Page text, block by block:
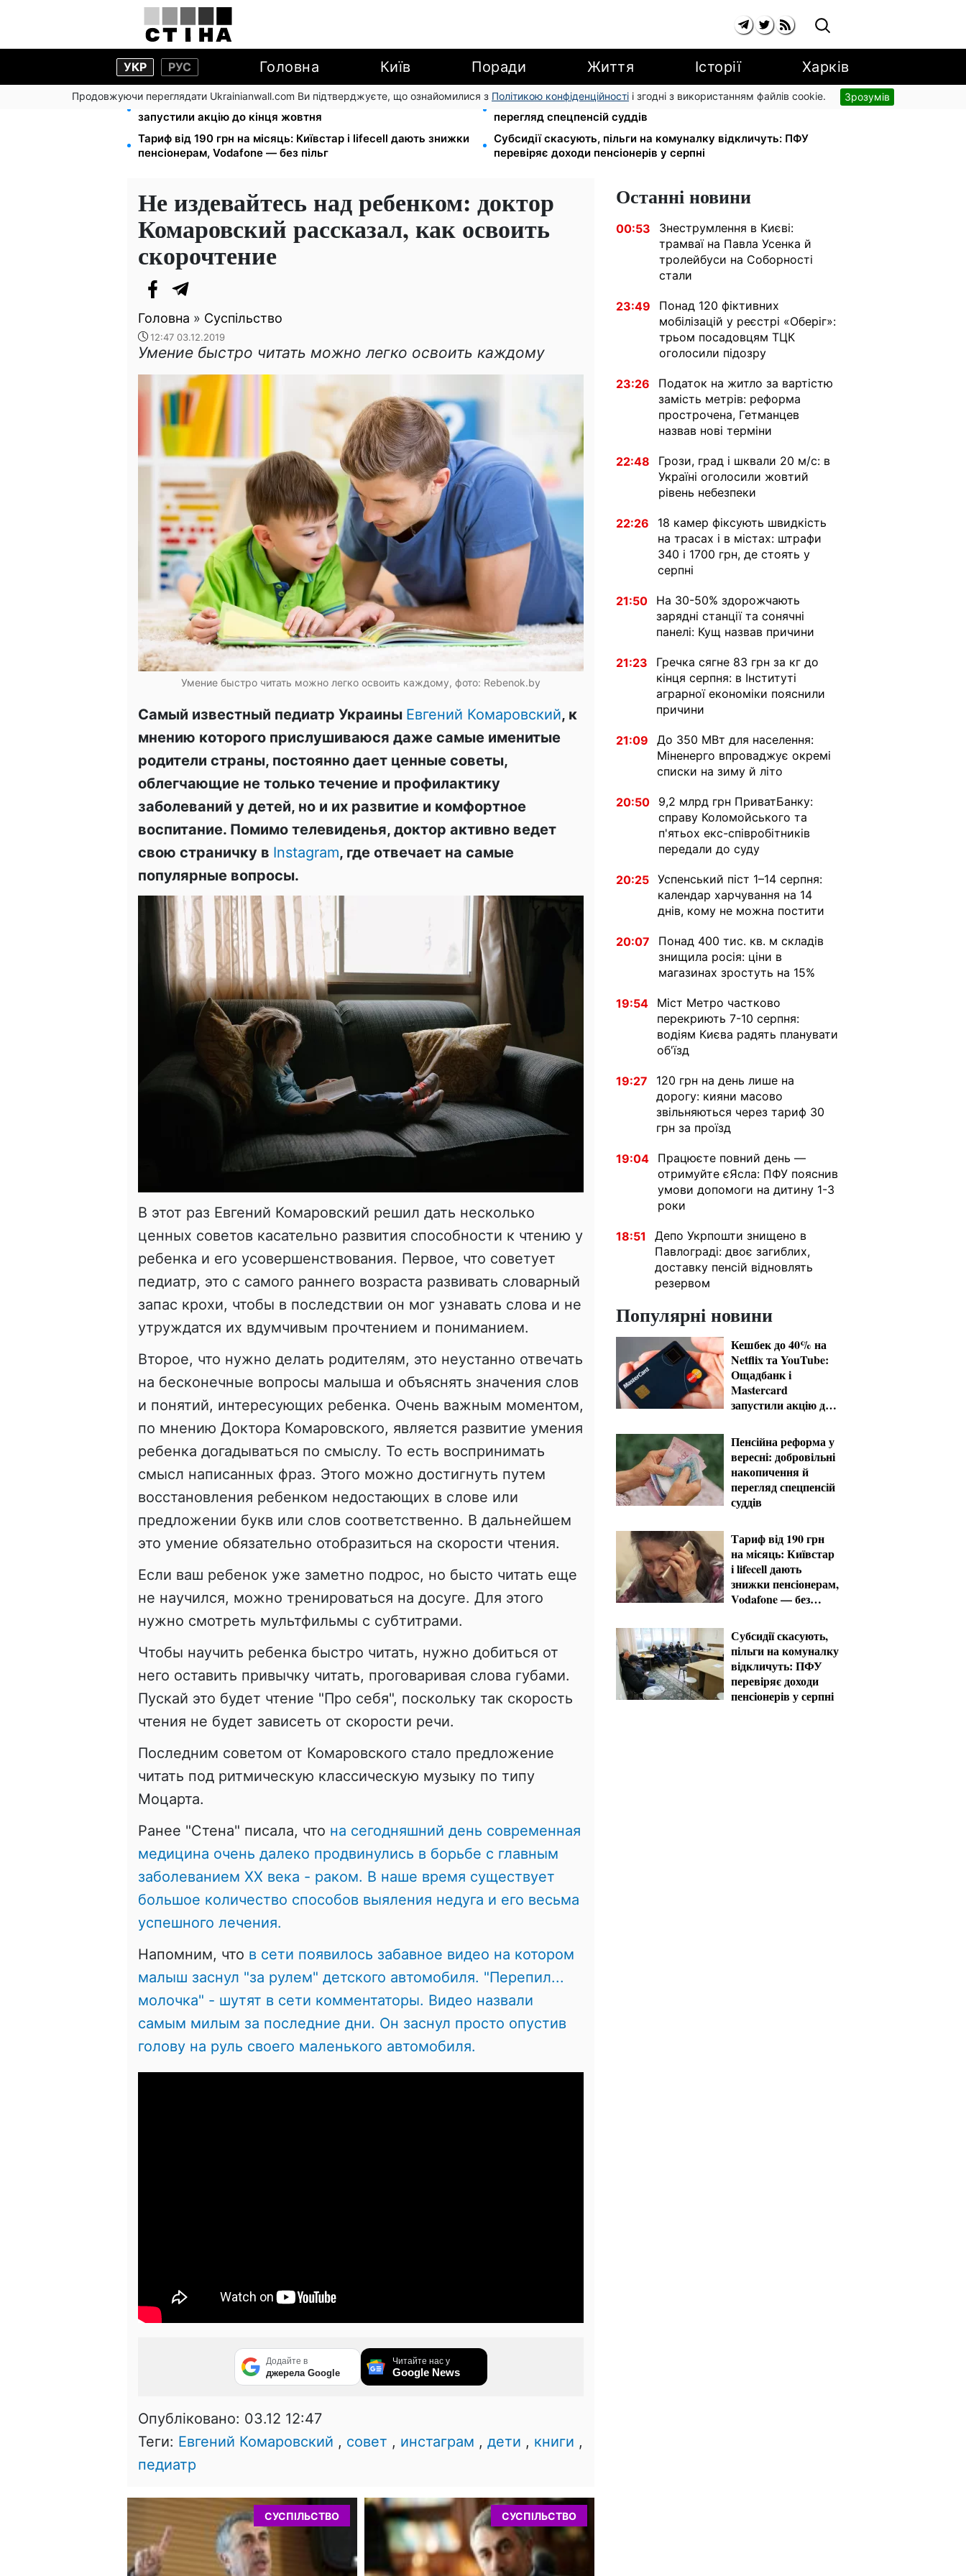
УКР РУС Головна Київ Поради Життя Історії Харків
Продовжуючи переглядати Ukrainianwall.com Ви підтверджуєте, що ознайомилися з Політикою конфіденційності і згодні з використанням файлів cookie. Зрозумів
Кешбек до 40% на Netflix та YouTube: Ощадбанк і Mastercard
запустили акцію до кінця жовтня
Пенсійна реформа у вересні: добровільні накопичення й
перегляд спецпенсій суддів
Тариф від 190 грн на місяць: Київстар і lifecell дають знижки
пенсіонерам, Vodafone — без пільг
Субсидії скасують, пільги на комуналку відкличуть: ПФУ
перевіряє доходи пенсіонерів у серпні
Не издевайтесь над ребенком: доктор
Комаровский рассказал, как освоить
скорочтение
Головна » Суспільство
12:47 03.12.2019
Умение быстро читать можно легко освоить каждому
Умение быстро читать можно легко освоить каждому, фото: Rebenok.by
Самый известный педиатр Украины Евгений Комаровский, к
мнению которого прислушиваюся даже самые именитые
родители страны, постоянно дает ценные советы,
облегчающие не только течение и профилактику
заболеваний у детей, но и их развитие и комфортное
воспитание. Помимо телевиденья, доктор активно ведет
свою страничку в Instagram, где отвечает на самые
популярные вопросы.
В этот раз Евгений Комаровский решил дать несколько
ценных советов касательно развития способности к чтению у
ребенка и его усовершенствования. Первое, что советует
педиатр, это с самого раннего возраста развивать словарный
запас крохи, чтобы в последствии он мог узнавать слова и не
утруждатся их вдумчивым прочтением и пониманием.
Второе, что нужно делать родителям, это неустанно отвечать
на бесконечные вопросы малыша и объяснять значения слов
и понятий, интересующих ребенка. Очень важным моментом,
по мнению Доктора Комаровского, является развитие умения
ребенка догадываться по смыслу. То есть воспринимать
смысл написанных фраз. Этого можно достигнуть путем
восстановления ребенком недостающих в слове или
предложении букв или слов соответственно. В дальнейшем
это умение обязательно отобразиться на скорости чтения.
Если ваш ребенок уже заметно подрос, но бысто читать еще
не научился, можно тренироваться на досуге. Для этого
нужно смотреть мультфильмы с субтитрами.
Чтобы научить ребенка быстро читать, нужно добиться от
него оставить привычку читать, проговаривая слова губами.
Пускай это будет чтение "Про себя", поскольку так скорость
чтения не будет зависеть от скорости речи.
Последним советом от Комаровского стало предложение
читать под ритмическую классическую музыку по типу
Моцарта.
Ранее "Стена" писала, что на сегодняшний день современная
медицина очень далеко продвинулись в борьбе с главным
заболеванием ХХ века - раком. В наше время существует
большое количество способов выяления недуга и его весьма
успешного лечения.
Напомним, что в сети появилось забавное видео на котором
малыш заснул "за рулем" детского автомобиля. "Перепил...
молочка" - шутят в сети комментаторы. Видео назвали
самым милым за последние дни. Он заснул просто опустив
голову на руль своего маленького автомобиля.
Додайте в
джерела Google
Читайте нас у
Google News
Опубліковано: 03.12 12:47
Теги: Евгений Комаровский , совет , инстаграм , дети , книги ,
педиатр
СУСПІЛЬСТВО СУСПІЛЬСТВО
Останні новини
00:53
Знеструмлення в Києві:
трамваї на Павла Усенка й
тролейбуси на Соборності
стали
23:49
Понад 120 фіктивних
мобілізацій у реєстрі «Оберіг»:
трьом посадовцям ТЦК
оголосили підозру
23:26
Податок на житло за вартістю
замість метрів: реформа
прострочена, Гетманцев
назвав нові терміни
22:48
Грози, град і шквали 20 м/с: в
Україні оголосили жовтий
рівень небезпеки
22:26
18 камер фіксують швидкість
на трасах і в містах: штрафи
340 і 1700 грн, де стоять у
серпні
21:50
На 30-50% здорожчають
зарядні станції та сонячні
панелі: Кущ назвав причини
21:23
Гречка сягне 83 грн за кг до
кінця серпня: в Інституті
аграрної економіки пояснили
причини
21:09
До 350 МВт для населення:
Міненерго впроваджує окремі
списки на зиму й літо
20:50
9,2 млрд грн ПриватБанку:
справу Коломойського та
п'ятьох екс-співробітників
передали до суду
20:25 Успенський піст 1–14 серпня:
календар харчування на 14
днів, кому не можна постити
20:07
Понад 400 тис. кв. м складів
знищила росія: ціни в
магазинах зростуть на 15%
19:54
Міст Метро частково
перекриють 7-10 серпня:
водіям Києва радять планувати
об'їзд
19:27
120 грн на день лише на
дорогу: кияни масово
звільняються через тариф 30
грн за проїзд
19:04
Працюєте повний день —
отримуйте єЯсла: ПФУ пояснив
умови допомоги на дитину 1-3
роки
18:51
Депо Укрпошти знищено в
Павлограді: двоє загиблих,
доставку пенсій відновлять
резервом
Популярні новини
Кешбек до 40% на
Netflix та YouTube:
Ощадбанк і
Mastercard
запустили акцію до
Пенсійна реформа у
вересні: добровільні
накопичення й
перегляд спецпенсій
суддів
Тариф від 190 грн
на місяць: Київстар
і lifecell дають
знижки пенсіонерам,
Vodafone — без
Субсидії скасують,
пільги на комуналку
відкличуть: ПФУ
перевіряє доходи
пенсіонерів у серпні